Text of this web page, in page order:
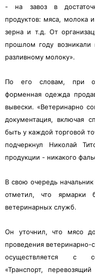
- на завоз в
продуктов: мяса, молока
зерна и т.д. От
прошлом году
разливному молоку».
По его словам, при
форменная одежда
вывески. «Ветеринарно
документация, включая
быть у каждой торговой
подчеркнул Николай
продукции - никакого
В свою очередь
отметил, что ярмарки
ветеринарных служб.
Он уточнил, что мясо
проведения ветеринарно-
осуществляется с
«Транспорт,